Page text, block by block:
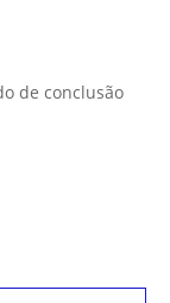
de conclusão